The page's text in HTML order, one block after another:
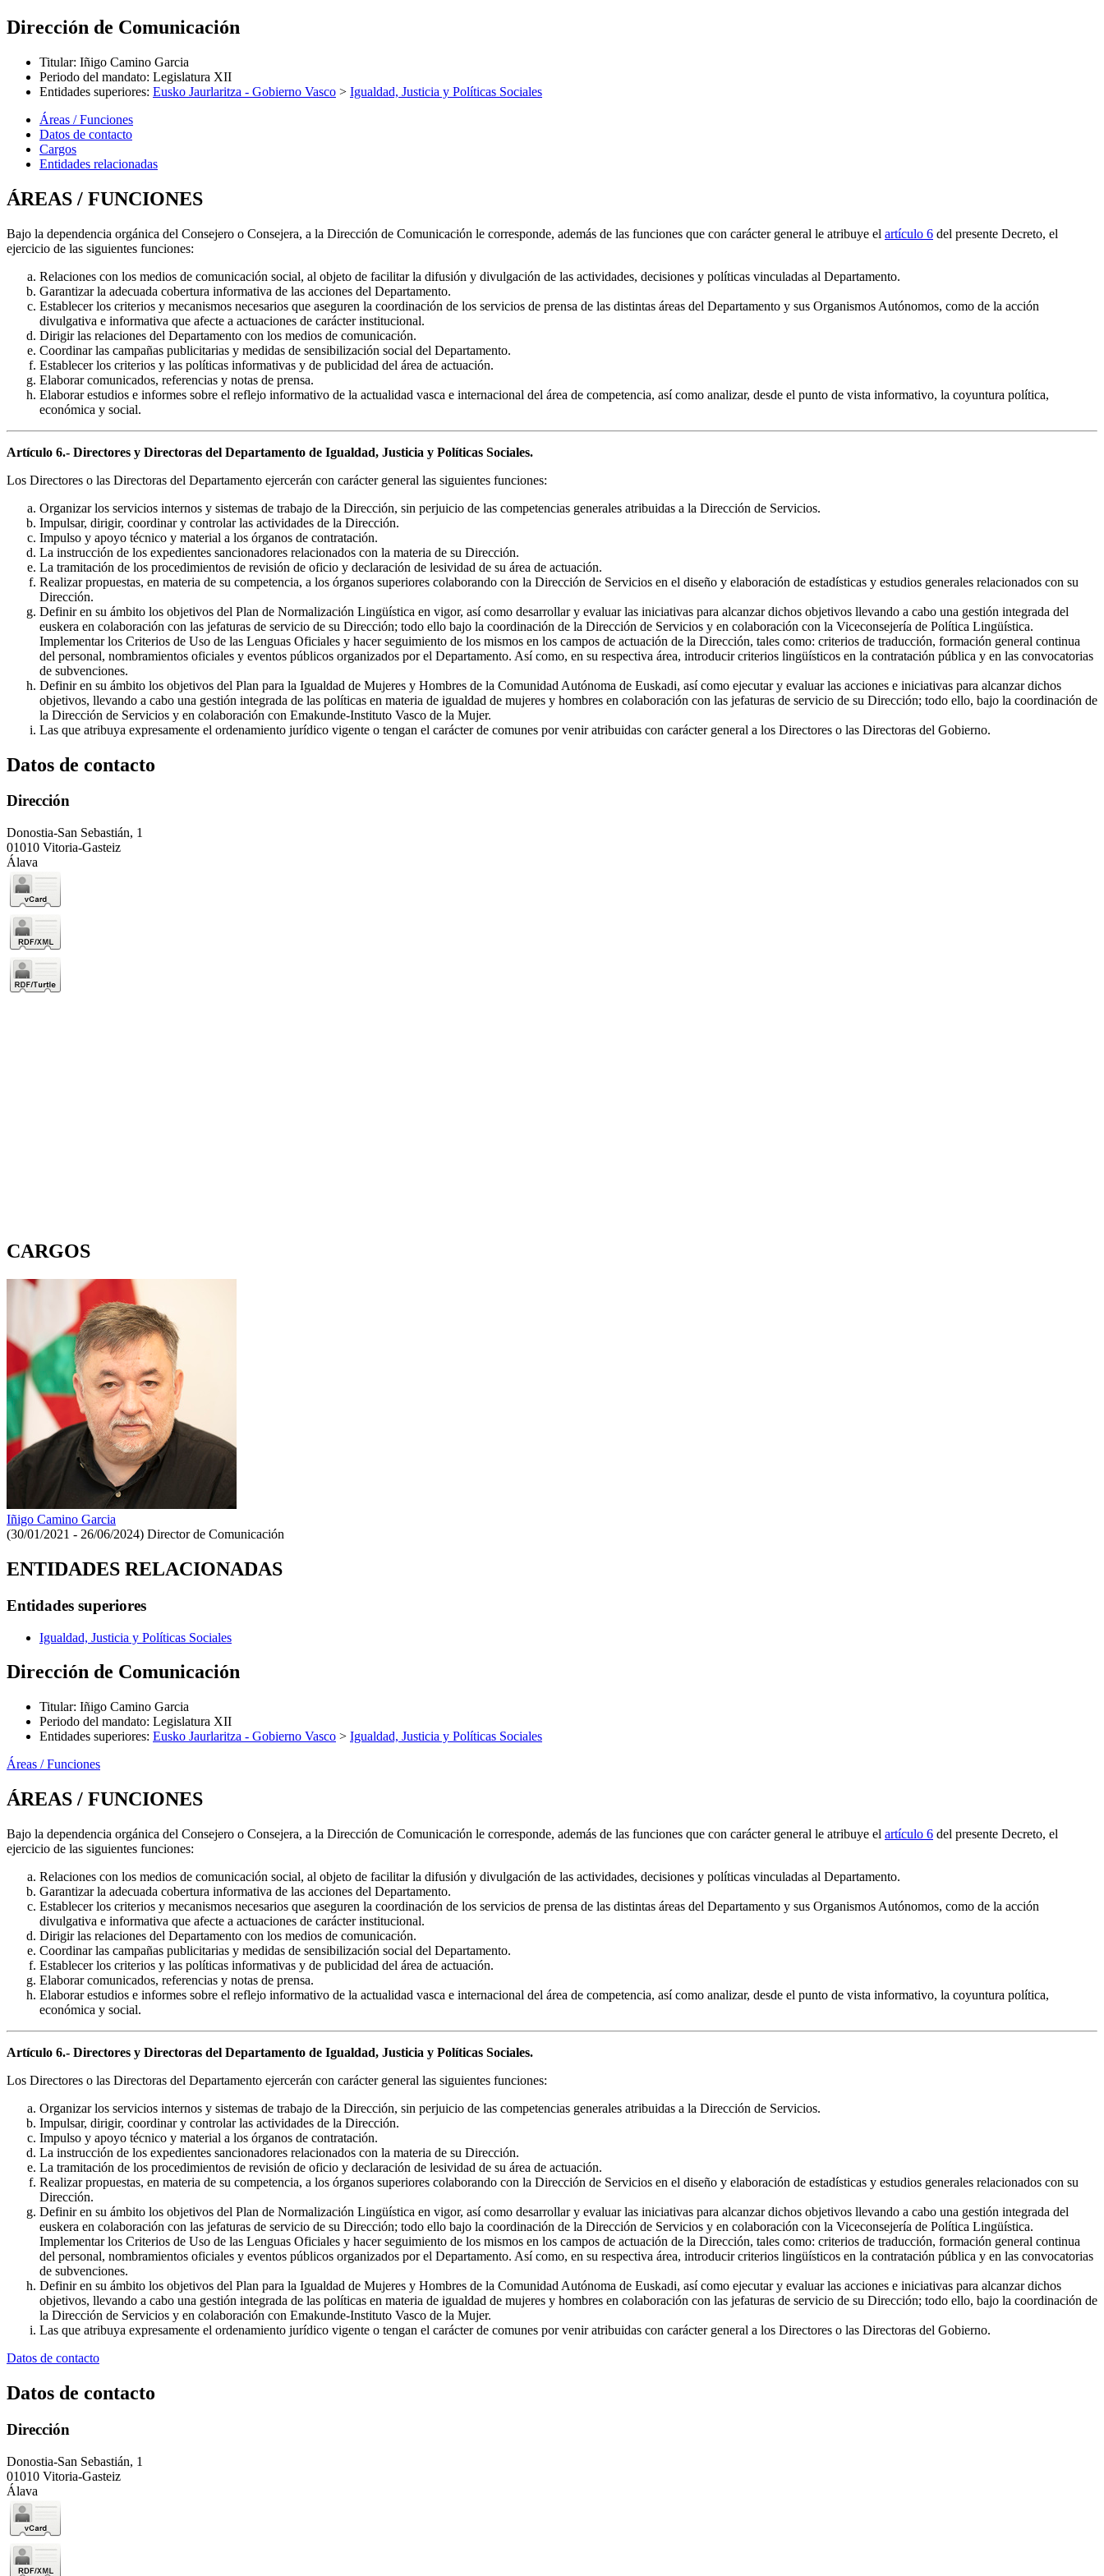
Dirección de Comunicación
Titular: Iñigo Camino Garcia
Periodo del mandato: Legislatura XII
Entidades superiores: Eusko Jaurlaritza - Gobierno Vasco > Igualdad, Justicia y Políticas Sociales
Áreas / Funciones
Datos de contacto
Cargos
Entidades relacionadas
ÁREAS / FUNCIONES
Bajo la dependencia orgánica del Consejero o Consejera, a la Dirección de Comunicación le corresponde, además de las funciones que con carácter general le atribuye el artículo 6 del presente Decreto, el
ejercicio de las siguientes funciones:
Relaciones con los medios de comunicación social, al objeto de facilitar la difusión y divulgación de las actividades, decisiones y políticas vinculadas al Departamento.
Garantizar la adecuada cobertura informativa de las acciones del Departamento.
Establecer los criterios y mecanismos necesarios que aseguren la coordinación de los servicios de prensa de las distintas áreas del Departamento y sus Organismos Autónomos, como de la acción
divulgativa e informativa que afecte a actuaciones de carácter institucional.
Dirigir las relaciones del Departamento con los medios de comunicación.
Coordinar las campañas publicitarias y medidas de sensibilización social del Departamento.
Establecer los criterios y las políticas informativas y de publicidad del área de actuación.
Elaborar comunicados, referencias y notas de prensa.
Elaborar estudios e informes sobre el reflejo informativo de la actualidad vasca e internacional del área de competencia, así como analizar, desde el punto de vista informativo, la coyuntura política,
económica y social.
Artículo 6.- Directores y Directoras del Departamento de Igualdad, Justicia y Políticas Sociales.
Los Directores o las Directoras del Departamento ejercerán con carácter general las siguientes funciones:
Organizar los servicios internos y sistemas de trabajo de la Dirección, sin perjuicio de las competencias generales atribuidas a la Dirección de Servicios.
Impulsar, dirigir, coordinar y controlar las actividades de la Dirección.
Impulso y apoyo técnico y material a los órganos de contratación.
La instrucción de los expedientes sancionadores relacionados con la materia de su Dirección.
La tramitación de los procedimientos de revisión de oficio y declaración de lesividad de su área de actuación.
Realizar propuestas, en materia de su competencia, a los órganos superiores colaborando con la Dirección de Servicios en el diseño y elaboración de estadísticas y estudios generales relacionados con su
Dirección.
Definir en su ámbito los objetivos del Plan de Normalización Lingüística en vigor, así como desarrollar y evaluar las iniciativas para alcanzar dichos objetivos llevando a cabo una gestión integrada del
euskera en colaboración con las jefaturas de servicio de su Dirección; todo ello bajo la coordinación de la Dirección de Servicios y en colaboración con la Viceconsejería de Política Lingüística.
Implementar los Criterios de Uso de las Lenguas Oficiales y hacer seguimiento de los mismos en los campos de actuación de la Dirección, tales como: criterios de traducción, formación general continua
del personal, nombramientos oficiales y eventos públicos organizados por el Departamento. Así como, en su respectiva área, introducir criterios lingüísticos en la contratación pública y en las convocatorias
de subvenciones.
Definir en su ámbito los objetivos del Plan para la Igualdad de Mujeres y Hombres de la Comunidad Autónoma de Euskadi, así como ejecutar y evaluar las acciones e iniciativas para alcanzar dichos
objetivos, llevando a cabo una gestión integrada de las políticas en materia de igualdad de mujeres y hombres en colaboración con las jefaturas de servicio de su Dirección; todo ello, bajo la coordinación de
la Dirección de Servicios y en colaboración con Emakunde-Instituto Vasco de la Mujer.
Las que atribuya expresamente el ordenamiento jurídico vigente o tengan el carácter de comunes por venir atribuidas con carácter general a los Directores o las Directoras del Gobierno.
Datos de contacto
Dirección
Donostia-San Sebastián, 1
01010 Vitoria-Gasteiz
Álava
CARGOS
Iñigo Camino Garcia
(30/01/2021 - 26/06/2024) Director de Comunicación
ENTIDADES RELACIONADAS
Entidades superiores
Igualdad, Justicia y Políticas Sociales
Dirección de Comunicación
Titular: Iñigo Camino Garcia
Periodo del mandato: Legislatura XII
Entidades superiores: Eusko Jaurlaritza - Gobierno Vasco > Igualdad, Justicia y Políticas Sociales
Áreas / Funciones
ÁREAS / FUNCIONES
Bajo la dependencia orgánica del Consejero o Consejera, a la Dirección de Comunicación le corresponde, además de las funciones que con carácter general le atribuye el artículo 6 del presente Decreto, el
ejercicio de las siguientes funciones:
Relaciones con los medios de comunicación social, al objeto de facilitar la difusión y divulgación de las actividades, decisiones y políticas vinculadas al Departamento.
Garantizar la adecuada cobertura informativa de las acciones del Departamento.
Establecer los criterios y mecanismos necesarios que aseguren la coordinación de los servicios de prensa de las distintas áreas del Departamento y sus Organismos Autónomos, como de la acción
divulgativa e informativa que afecte a actuaciones de carácter institucional.
Dirigir las relaciones del Departamento con los medios de comunicación.
Coordinar las campañas publicitarias y medidas de sensibilización social del Departamento.
Establecer los criterios y las políticas informativas y de publicidad del área de actuación.
Elaborar comunicados, referencias y notas de prensa.
Elaborar estudios e informes sobre el reflejo informativo de la actualidad vasca e internacional del área de competencia, así como analizar, desde el punto de vista informativo, la coyuntura política,
económica y social.
Artículo 6.- Directores y Directoras del Departamento de Igualdad, Justicia y Políticas Sociales.
Los Directores o las Directoras del Departamento ejercerán con carácter general las siguientes funciones:
Organizar los servicios internos y sistemas de trabajo de la Dirección, sin perjuicio de las competencias generales atribuidas a la Dirección de Servicios.
Impulsar, dirigir, coordinar y controlar las actividades de la Dirección.
Impulso y apoyo técnico y material a los órganos de contratación.
La instrucción de los expedientes sancionadores relacionados con la materia de su Dirección.
La tramitación de los procedimientos de revisión de oficio y declaración de lesividad de su área de actuación.
Realizar propuestas, en materia de su competencia, a los órganos superiores colaborando con la Dirección de Servicios en el diseño y elaboración de estadísticas y estudios generales relacionados con su
Dirección.
Definir en su ámbito los objetivos del Plan de Normalización Lingüística en vigor, así como desarrollar y evaluar las iniciativas para alcanzar dichos objetivos llevando a cabo una gestión integrada del
euskera en colaboración con las jefaturas de servicio de su Dirección; todo ello bajo la coordinación de la Dirección de Servicios y en colaboración con la Viceconsejería de Política Lingüística.
Implementar los Criterios de Uso de las Lenguas Oficiales y hacer seguimiento de los mismos en los campos de actuación de la Dirección, tales como: criterios de traducción, formación general continua
del personal, nombramientos oficiales y eventos públicos organizados por el Departamento. Así como, en su respectiva área, introducir criterios lingüísticos en la contratación pública y en las convocatorias
de subvenciones.
Definir en su ámbito los objetivos del Plan para la Igualdad de Mujeres y Hombres de la Comunidad Autónoma de Euskadi, así como ejecutar y evaluar las acciones e iniciativas para alcanzar dichos
objetivos, llevando a cabo una gestión integrada de las políticas en materia de igualdad de mujeres y hombres en colaboración con las jefaturas de servicio de su Dirección; todo ello, bajo la coordinación de
la Dirección de Servicios y en colaboración con Emakunde-Instituto Vasco de la Mujer.
Las que atribuya expresamente el ordenamiento jurídico vigente o tengan el carácter de comunes por venir atribuidas con carácter general a los Directores o las Directoras del Gobierno.
Datos de contacto
Datos de contacto
Dirección
Donostia-San Sebastián, 1
01010 Vitoria-Gasteiz
Álava